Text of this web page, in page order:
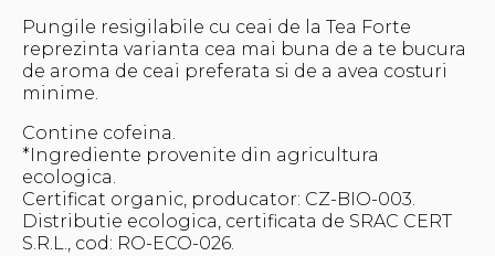
Pungile resigilabile cu ceai de la Tea Forte
reprezinta varianta cea mai buna de a te bucura
de aroma de ceai preferata si de a avea costuri
minime.
Contine cofeina.
*Ingrediente provenite din agricultura
ecologica.
Certificat organic, producator: CZ-BIO-003.
Distributie ecologica, certificata de SRAC CERT
S.R.L., cod: RO-ECO-026.